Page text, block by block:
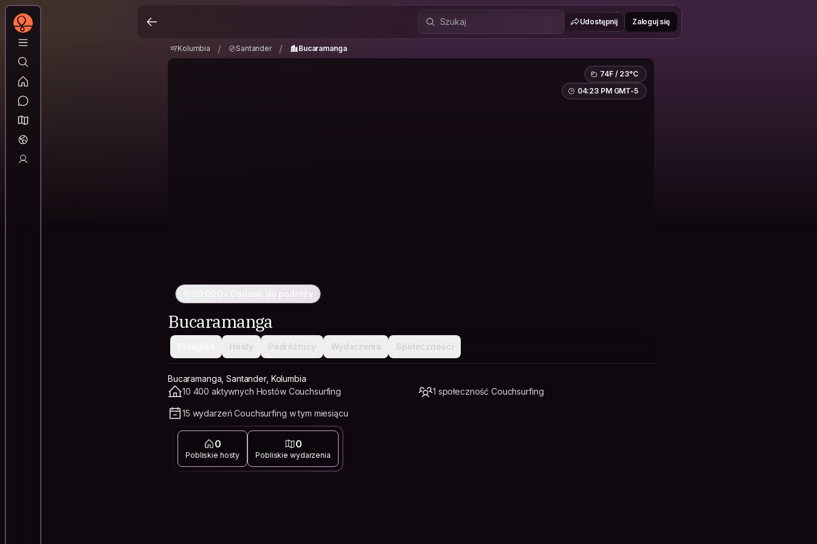
Udostępnij Zaloguj się
Kolumbia / Santander / Bucaramanga
74F / 23°C
04:23 PM GMT-5
20 000+ Dodano do podróży
Bucaramanga
Hosty Podróżnicy Wydarzenia Społeczności
Bucaramanga, Santander, Kolumbia
10 400 aktywnych Hostów Couchsurfing
1 społeczność Couchsurfing
15 wydarzeń Couchsurfing w tym miesiącu
0
Pobliskie hosty
0
Pobliskie wydarzenia